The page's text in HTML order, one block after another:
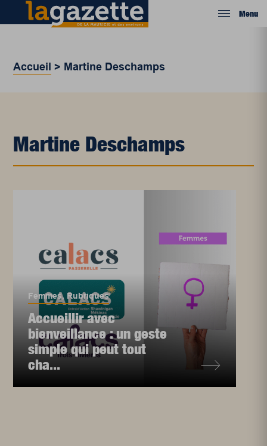
Menu
Accueil > Martine Deschamps
Martine Deschamps
Femmes, Rubriques
Accueillir avec
bienveillance : un geste
simple qui peut tout
cha...